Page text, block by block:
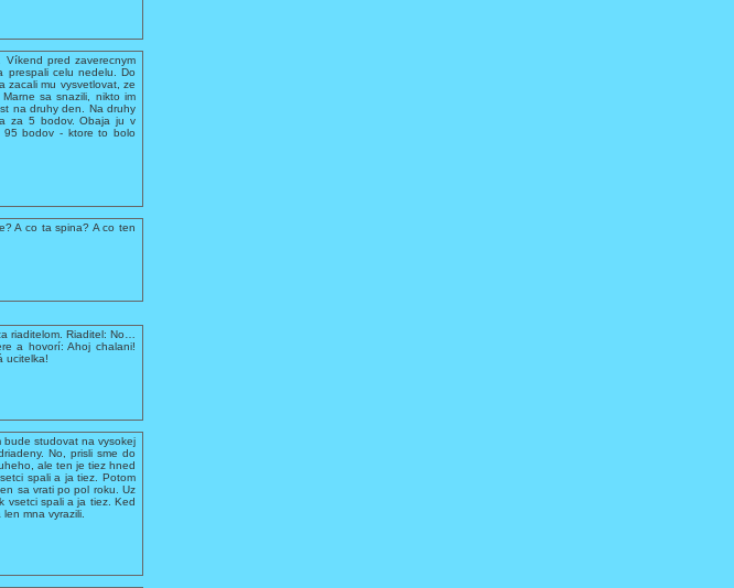
Víkend pred zaverecnym
prespali celu nedelu. Do
zacali mu vysvetlovat, ze
sa snazili, nikto im
na druhy den. Na druhy
za 5 bodov. Obaja ju v
95 bodov - ktore to bolo
A co ta spina? A co ten
riaditelom. Riaditel: No…
a hovorí: Ahoj chalani!
ucitelka!
studovat na vysokej
No, prisli sme do
ale ten je tiez hned
spali a ja tiez. Potom
sa vrati po pol roku. Uz
vsetci spali a ja tiez. Ked
mna vyrazili.